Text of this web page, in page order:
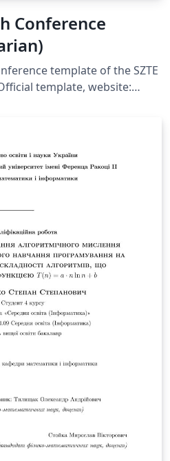
Conference
template of the SZTE
template, website:
. https://tdk.inf.u-